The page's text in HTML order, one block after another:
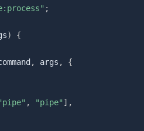
;
)
{
, args ,
{
, "pipe" ] ,